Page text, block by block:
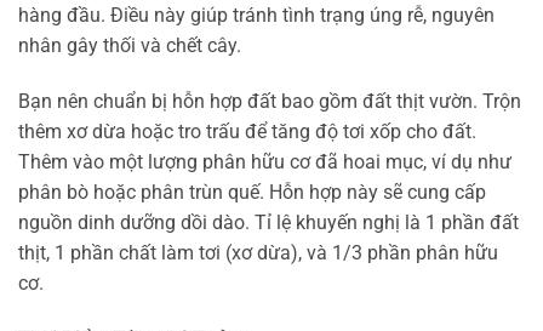
hàng đầu. Điều này giúp tránh tình trạng úng rễ, nguyên
nhân gây thối và chết cây.
Bạn nên chuẩn bị hỗn hợp đất bao gồm đất thịt vườn. Trộn
thêm xơ dừa hoặc tro trấu để tăng độ tơi xốp cho đất.
Thêm vào một lượng phân hữu cơ đã hoai mục, ví dụ như
phân bò hoặc phân trùn quế. Hỗn hợp này sẽ cung cấp
nguồn dinh dưỡng dồi dào. Tỉ lệ khuyến nghị là 1 phần đất
thịt, 1 phần chất làm tơi (xơ dừa), và 1/3 phần phân hữu
cơ.